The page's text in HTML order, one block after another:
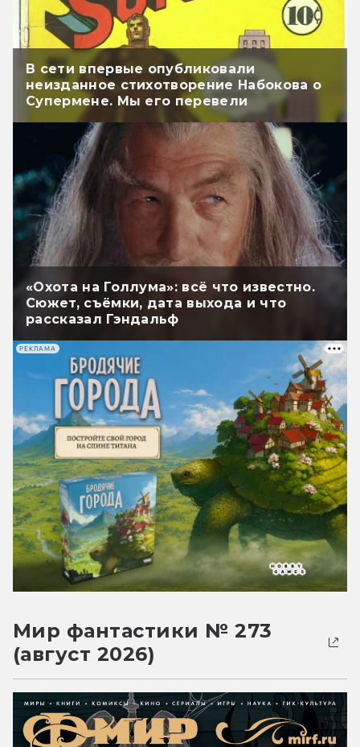
В сети впервые опубликовали
неизданное стихотворение Набокова о
Супермене. Мы его перевели
«Охота на Голлума»: всё что известно.
Сюжет, съёмки, дата выхода и что
рассказал Гэндальф
РЕКЛАМА
Мир фантастики № 273
(август 2026)